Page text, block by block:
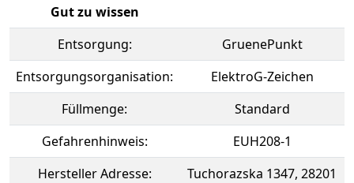
Gut zu wissen
Entsorgung:
GruenePunkt
Entsorgungsorganisation:
ElektroG-Zeichen
Füllmenge:
Standard
Gefahrenhinweis:
EUH208-1
Hersteller Adresse:
Tuchorazska 1347, 28201